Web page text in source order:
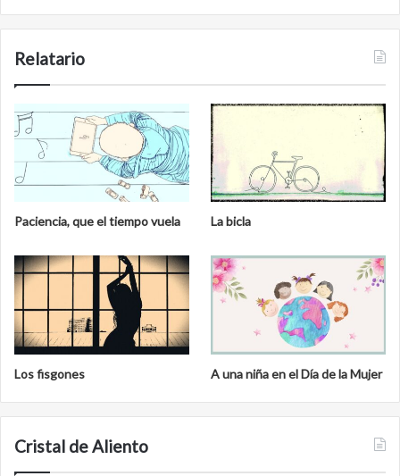
Relatario
Paciencia, que el tiempo vuela La bicla
Los fisgones A una niña en el Día de la Mujer
Cristal de Aliento